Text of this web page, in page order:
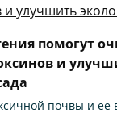
помогут
и
почвы и ее